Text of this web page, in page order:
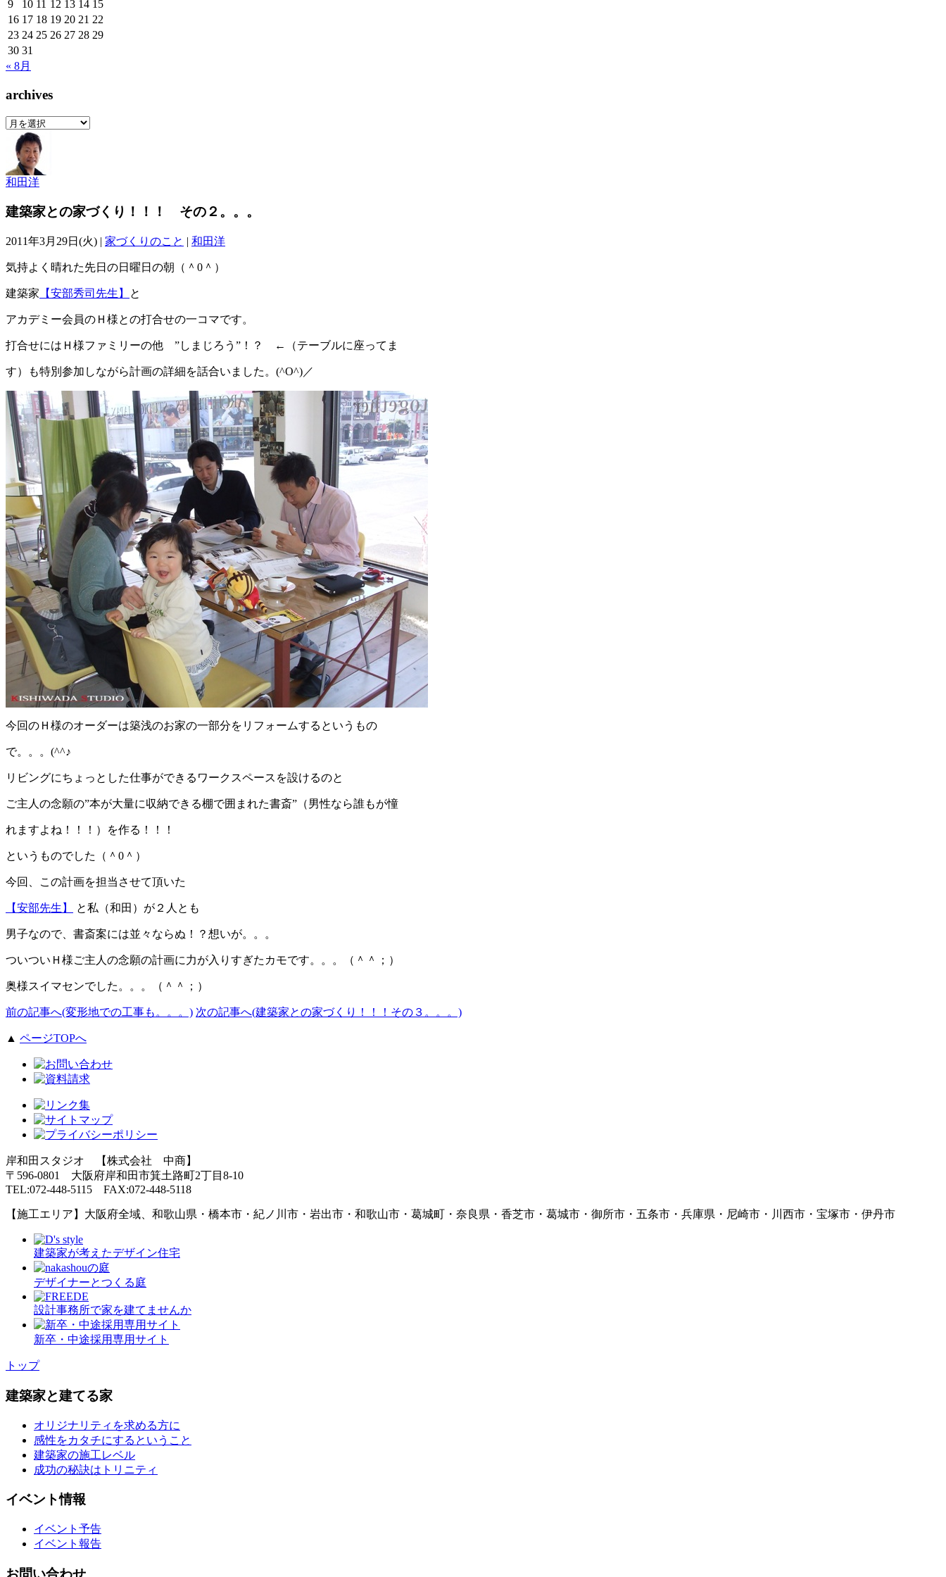
9
10 11 12 13 14 15
16 17 18 19 20 21 22
23 24 25 26 27 28 29
30 31
« 8月
archives
archives
和田洋
建築家との家づくり！！！ その２。。。
2011年3月29日(火) | 家づくりのこと | 和田洋
気持よく晴れた先日の日曜日の朝（＾0＾）
建築家 【安部秀司先生】 と
アカデミー会員のＨ様との打合せの一コマです。
打合せにはＨ様ファミリーの他 ”しまじろう”！？ ←（テーブルに座ってま
す）も特別参加しながら計画の詳細を話合いました。(^O^)／
今回のＨ様のオーダーは築浅のお家の一部分をリフォームするというもの
で。。。(^^♪
リビングにちょっとした仕事ができるワークスペースを設けるのと
ご主人の念願の”本が大量に収納できる棚で囲まれた書斎”（男性なら誰もが憧
れますよね！！！）を作る！！！
というものでした（＾0＾）
今回、この計画を担当させて頂いた
【安部先生】 と私（和田）が２人とも
男子なので、書斎案には並々ならぬ！？想いが。。。
ついついＨ様ご主人の念願の計画に力が入りすぎたカモです。。。（＾＾；）
奥様スイマセンでした。。。（＾＾；）
前の記事へ(変形地での工事も。。。) 次の記事へ(建築家との家づくり！！！その３。。。)
▲ ページTOPへ
岸和田スタジオ 【株式会社 中商】
〒596-0801 大阪府岸和田市箕土路町2丁目8-10
TEL:072-448-5115 FAX:072-448-5118
【施工エリア】大阪府全域、和歌山県・橋本市・紀ノ川市・岩出市・和歌山市・葛城町・奈良県・香芝市・葛城市・御所市・五条市・兵庫県・尼崎市・川西市・宝塚市・伊丹市
建築家が考えたデザイン住宅
デザイナーとつくる庭
設計事務所で家を建てませんか
新卒・中途採用専用サイト
トップ
建築家と建てる家
オリジナリティを求める方に
感性をカタチにするということ
建築家の施工レベル
成功の秘訣はトリニティ
イベント情報
イベント予告
イベント報告
お問い合わせ